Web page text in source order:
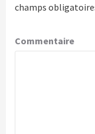
champs
Commentaire